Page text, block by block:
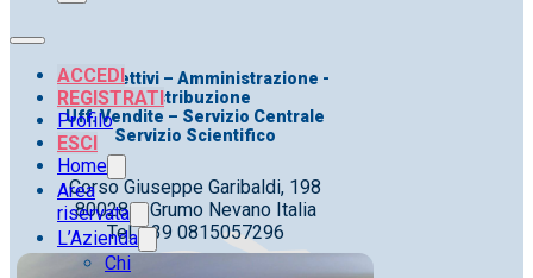
ACCEDI
REGISTRATI
Profilo
ESCI
Home
Area
riservata
L’Azienda
Chi
Uff. Direttivi – Amministrazione -
Distribuzione
Uff. Vendite – Servizio Centrale
Servizio Scientifico
Corso Giuseppe Garibaldi, 198
80028 – Grumo Nevano Italia
Tel. +39 0815057296